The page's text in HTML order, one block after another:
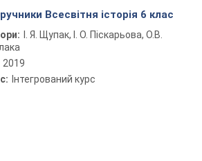
Всесвітня історія 6 клас
І. Я. Щупак, І. О. Піскарьова, О.В.
2019
Інтегрований курс